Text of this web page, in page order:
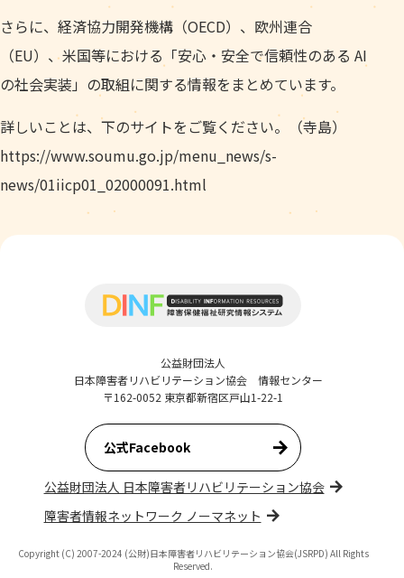
さらに、経済協力開発機構（OECD）、欧州連合
（EU）、米国等における「安心・安全で信頼性のある AI
の社会実装」の取組に関する情報をまとめています。
詳しいことは、下のサイトをご覧ください。（寺島）
https://www.soumu.go.jp/menu_news/s-
news/01iicp01_02000091.html
公益財団法人
日本障害者リハビリテーション協会 情報センター
〒162-0052 東京都新宿区戸山1-22-1
公式Facebook
公益財団法人 日本障害者リハビリテーション協会
障害者情報ネットワーク ノーマネット
Copyright (C) 2007-2024 (公財)日本障害者リハビリテーション協会(JSRPD) All Rights
Reserved.